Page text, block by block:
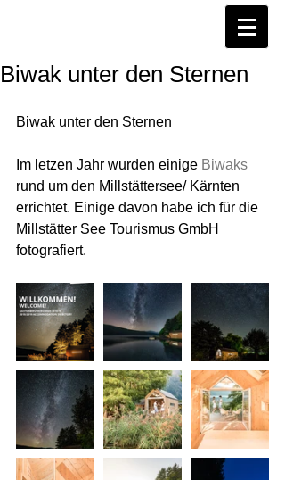
Biwak unter den Sternen
Biwak unter den Sternen
Im letzen Jahr wurden einige Biwaks
rund um den Millstättersee/ Kärnten
errichtet. Einige davon habe ich für die
Millstätter See Tourismus GmbH
fotografiert.